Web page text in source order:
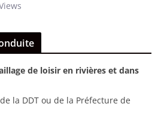
de loisir en rivières et dans
la DDT ou de la Préfecture de